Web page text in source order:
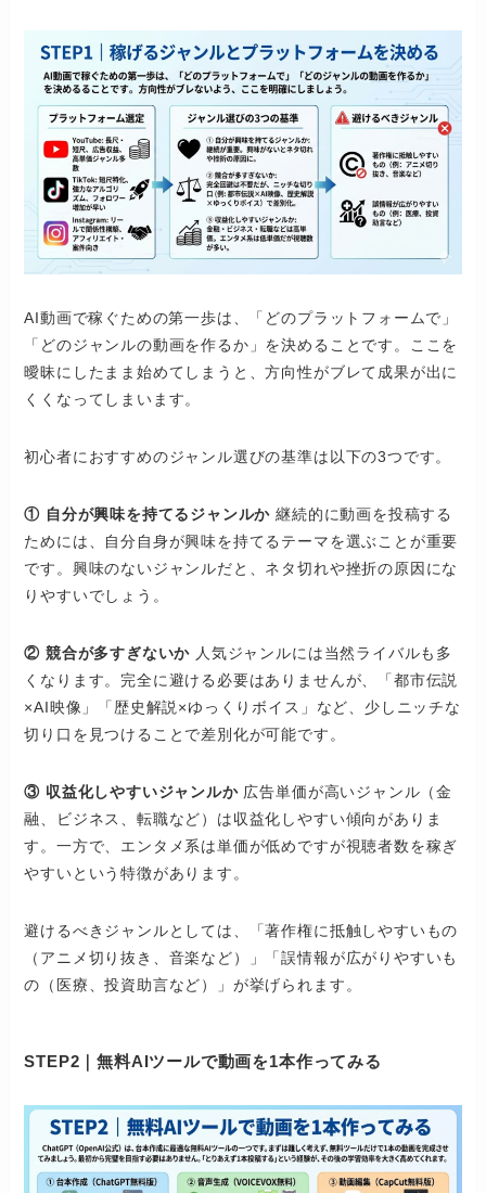
AI動画で稼ぐための第一歩は、「どのプラットフォームで」
「どのジャンルの動画を作るか」を決めることです。ここを
曖昧にしたまま始めてしまうと、方向性がブレて成果が出に
くくなってしまいます。
初心者におすすめのジャンル選びの基準は以下の3つです。
① 自分が興味を持てるジャンルか 継続的に動画を投稿する
ためには、自分自身が興味を持てるテーマを選ぶことが重要
です。興味のないジャンルだと、ネタ切れや挫折の原因にな
りやすいでしょう。
② 競合が多すぎないか 人気ジャンルには当然ライバルも多
くなります。完全に避ける必要はありませんが、「都市伝説
×AI映像」「歴史解説×ゆっくりボイス」など、少しニッチな
切り口を見つけることで差別化が可能です。
③ 収益化しやすいジャンルか広告単価が高いジャンル（金
融、ビジネス、転職など）は収益化しやすい傾向がありま
す。一方で、エンタメ系は単価が低めですが視聴者数を稼ぎ
やすいという特徴があります。
避けるべきジャンルとしては、「著作権に抵触しやすいもの
（アニメ切り抜き、音楽など）」「誤情報が広がりやすいも
の（医療、投資助言など）」が挙げられます。
STEP2｜無料AIツールで動画を1本作ってみる